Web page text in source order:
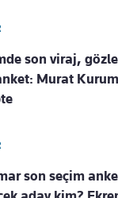
son viraj,
Murat
son seçim